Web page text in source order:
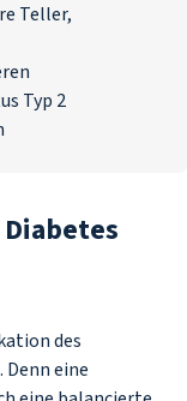
Teller,
Typ 2
des
eine